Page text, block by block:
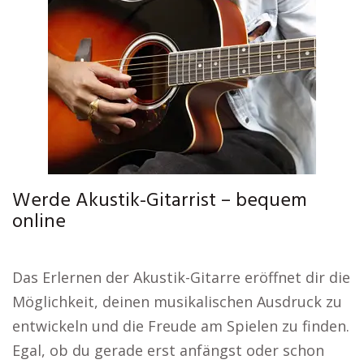
Werde Akustik-Gitarrist – bequem
online
Das Erlernen der Akustik-Gitarre eröffnet dir die
Möglichkeit, deinen musikalischen Ausdruck zu
entwickeln und die Freude am Spielen zu finden.
Egal, ob du gerade erst anfängst oder schon